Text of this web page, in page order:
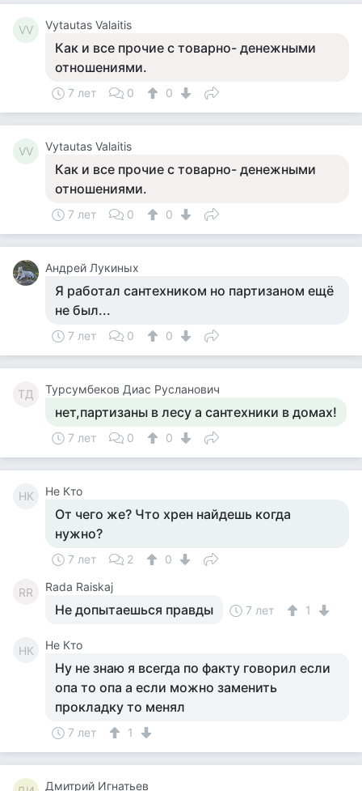
VV Vytautas Valaitis
Как и все прочие с товарно- денежными
отношениями.
7 лет 0 0
VV Vytautas Valaitis
Как и все прочие с товарно- денежными
отношениями.
7 лет 0 0
Андрей Лукиных
Я работал сантехником но партизаном ещё
не был...
7 лет 0 0
ТД Турсумбеков Диас Русланович
нет,партизаны в лесу а сантехники в домах!
7 лет 0 0
НК Не Кто
От чего же? Что хрен найдешь когда
нужно?
7 лет 2 0
RR Rada Raiskaj
Не допытаешься правды 7 лет 1
НК Не Кто
Ну не знаю я всегда по факту говорил если
опа то опа а если можно заменить
прокладку то менял
7 лет 1
Дмитрий Игнатьев